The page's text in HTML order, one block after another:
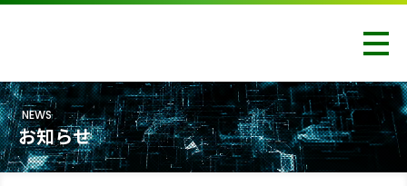
NEWS
お知らせ